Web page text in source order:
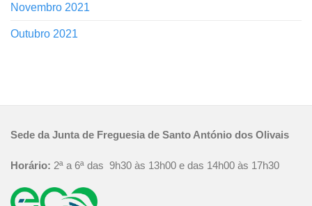
Novembro 2021
Outubro 2021
Sede da Junta de Freguesia de Santo António dos Olivais
Horário: 2ª a 6ª das 9h30 às 13h00 e das 14h00 às 17h30